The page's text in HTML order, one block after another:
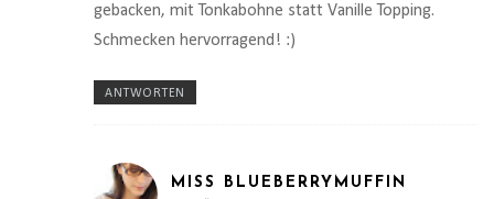
gebacken, mit Tonkabohne statt Vanille Topping.
Schmecken hervorragend! :)
ANTWORTEN
MISS BLUEBERRYMUFFIN